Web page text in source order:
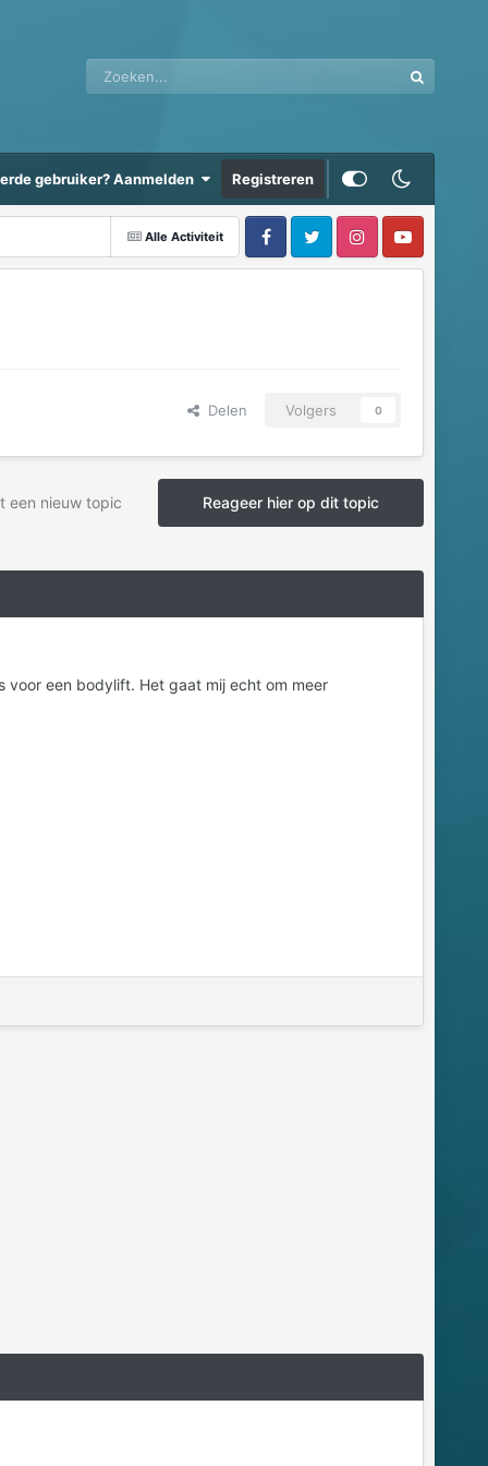
gebruiker? Aanmelden Registreren
Alle Activiteit
Delen Volgers 0
Reageer hier op dit topic
een nieuw topic
voor een bodylift. Het gaat mij echt om meer